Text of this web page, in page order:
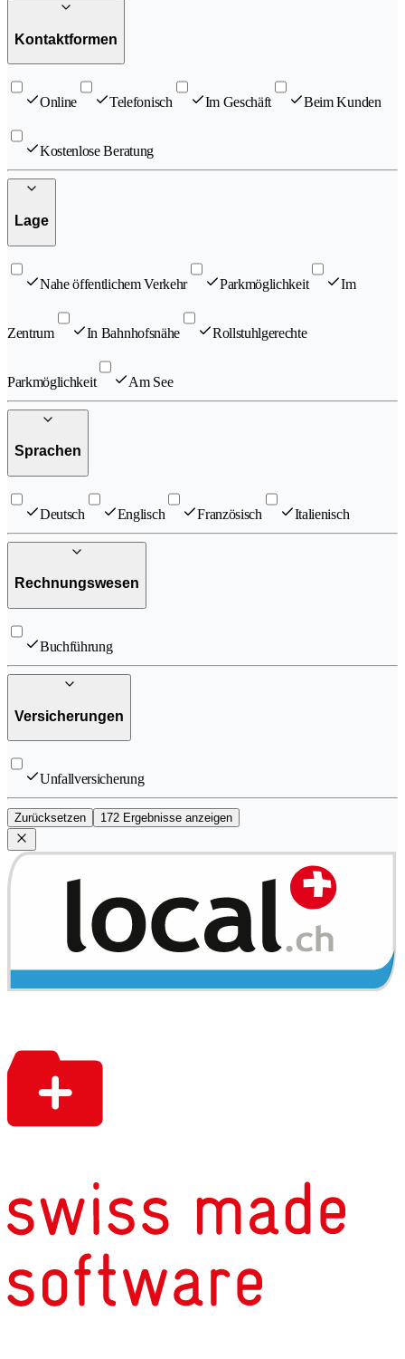
Kontaktformen
Online Telefonisch Im Geschäft Beim Kunden
Kostenlose Beratung
Lage
Nahe öffentlichem Verkehr Parkmöglichkeit Im
Zentrum In Bahnhofsnähe Rollstuhlgerechte
Parkmöglichkeit Am See
Sprachen
Deutsch Englisch Französisch Italienisch
Rechnungswesen
Buchführung
Versicherungen
Unfallversicherung
Zurücksetzen 172 Ergebnisse anzeigen